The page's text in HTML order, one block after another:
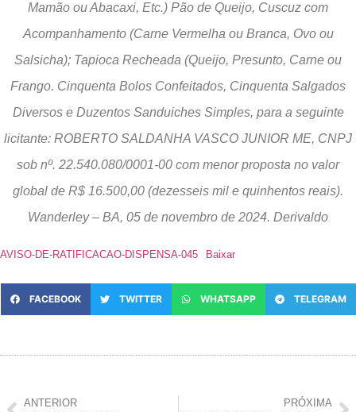
Mamão ou Abacaxi, Etc.) Pão de Queijo, Cuscuz com
Acompanhamento (Carne Vermelha ou Branca, Ovo ou
Salsicha); Tapioca Recheada (Queijo, Presunto, Carne ou
Frango. Cinquenta Bolos Confeitados, Cinquenta Salgados
Diversos e Duzentos Sanduiches Simples, para a seguinte
licitante: ROBERTO SALDANHA VASCO JUNIOR ME, CNPJ
sob nº. 22.540.080/0001-00 com menor proposta no valor
global de R$ 16.500,00 (dezesseis mil e quinhentos reais).
Wanderley – BA, 05 de novembro de 2024. Derivaldo
AVISO-DE-RATIFICACAO-DISPENSA-045 Baixar
FACEBOOK TWITTER WHATSAPP TELEGRAM
ANTERIOR PRÓXIMA